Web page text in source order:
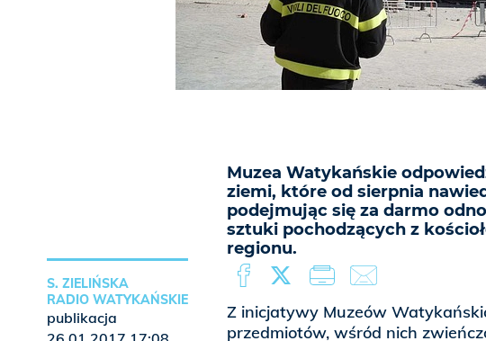
Muzea Watykańskie
ziemi, które od sierpnia
podejmując się za darmo
sztuki pochodzących z
regionu.
Z inicjatywy Muzeów
przedmiotów, wśród nich
S. ZIELIŃSKA
RADIO WATYKAŃSKIE
publikacja